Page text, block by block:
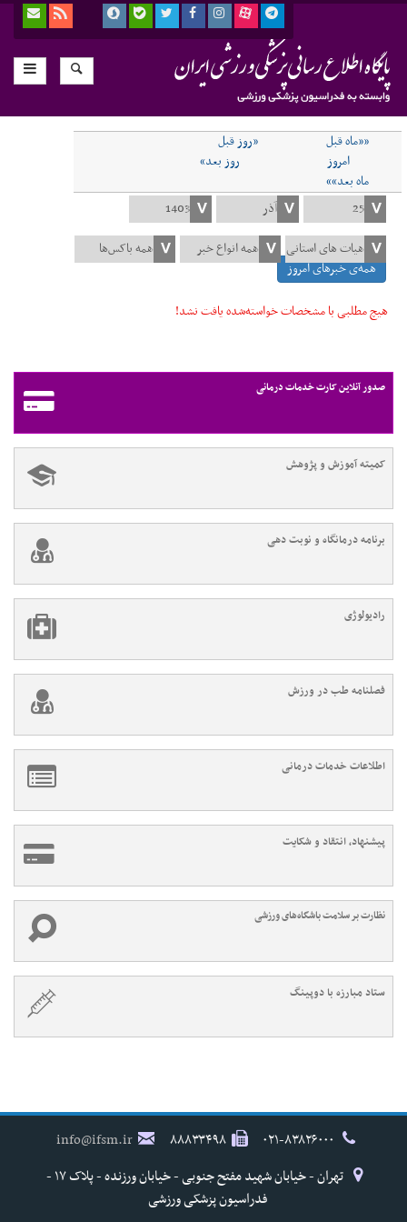
««ماه قبل
«روز قبل
امروز
روز بعد»
ماه بعد»»
همه‌ی خبرهای امروز
هیچ مطلبی با مشخصات خواسته‌شده یافت نشد!
صدور آنلاین کارت خدمات درمانی
کمیته آموزش و پژوهش
برنامه درمانگاه و نوبت دهی
رادیولوژی
فصلنامه طب در ورزش
اطلاعات خدمات درمانی
پیشنهاد، انتقاد و شکایت
نظارت بر سلامت باشگاه‌های ورزشی
ستاد مبارزه با دوپینگ
۸۸۸۳۳۴۹۸
info@ifsm.ir
تهران - خیابان شهید مفتح جنوبی - خیابان ورزنده - پلاک ۱۷ -
فدراسیون پزشکی ورزشی